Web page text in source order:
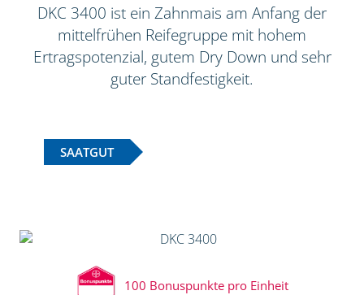
DKC 3400 ist ein Zahnmais am Anfang der
mittelfrühen Reifegruppe mit hohem
Ertragspotenzial, gutem Dry Down und sehr
guter Standfestigkeit.
SAATGUT
100 Bonuspunkte pro Einheit